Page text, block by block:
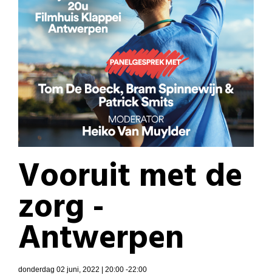
Vooruit met de
zorg -
Antwerpen
donderdag 02 juni, 2022 | 20:00 -22:00